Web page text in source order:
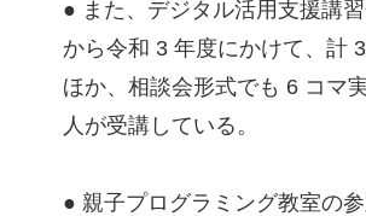
● また、デジタル活用支援講
から令和 3 年度にかけて、計
ほか、相談会形式でも 6 コマ
人が受講している。
● 親子プログラミング教室の